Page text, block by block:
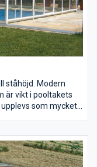
ståhöjd. Modern
är vikt i pooltakets
som mycket
eller att
för bättre isolering.